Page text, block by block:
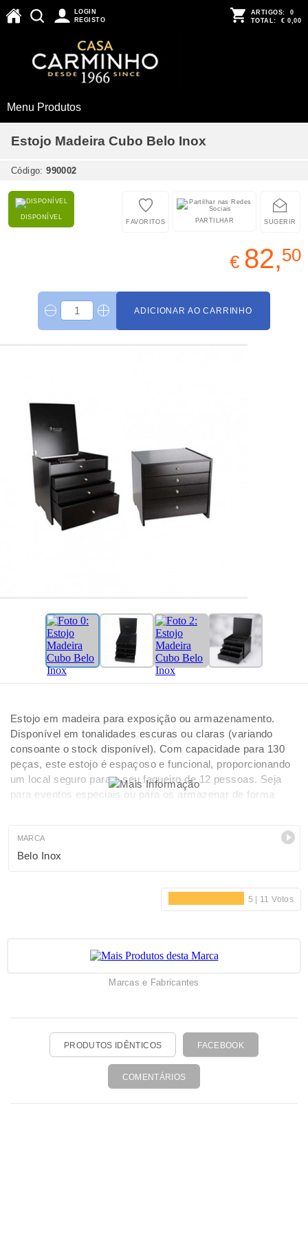
LOGIN
REGISTO
ARTIGOS: 0
TOTAL: € 0,00
Menu Produtos
Estojo Madeira Cubo Belo Inox
Código:990002
DISPONÍVEL
SUGERIR
PARTILHAR
FAVORITOS
€ 82,50
ADICIONAR AO CARRINHO
Estojo em madeira para exposição ou armazenamento.
Disponível em tonalidades escuras ou claras (variando
consoante o stock disponível). Com capacidade para 130
peças, este estojo é espaçoso e funcional, proporcionando
um local seguro para o seu faqueiro de 12 pessoas. Seja
para eventos especiais ou para os armazenar de forma
MARCA
Belo Inox
Marcas e Fabricantes
PRODUTOS IDÊNTICOS FACEBOOK
COMENTÁRIOS